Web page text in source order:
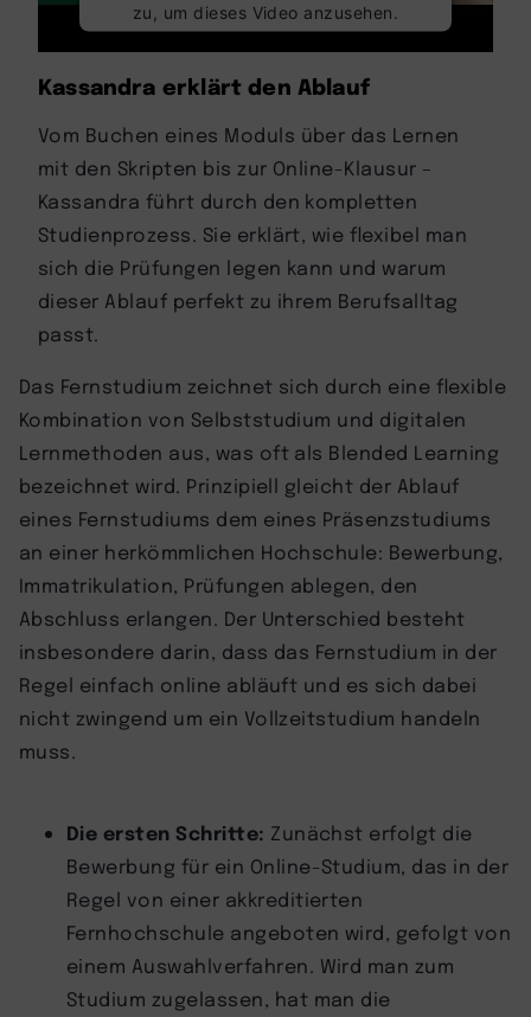
zu, um dieses Video anzusehen.
Akzeptieren
powered byUsercentrics Consent
Management Platform
Kassandra erklärt den Ablauf
Vom Buchen eines Moduls über das Lernen
mit den Skripten bis zur Online-Klausur –
Kassandra führt durch den kompletten
Studienprozess. Sie erklärt, wie flexibel man
sich die Prüfungen legen kann und warum
dieser Ablauf perfekt zu ihrem Berufsalltag
passt.
Das Fernstudium zeichnet sich durch eine flexible
Kombination von Selbststudium und digitalen
Lernmethoden aus, was oft als Blended Learning
bezeichnet wird. Prinzipiell gleicht der Ablauf
eines Fernstudiums dem eines Präsenzstudiums
an einer herkömmlichen Hochschule: Bewerbung,
Immatrikulation, Prüfungen ablegen, den
Abschluss erlangen. Der Unterschied besteht
insbesondere darin, dass das Fernstudium in der
Regel einfach online abläuft und es sich dabei
nicht zwingend um ein Vollzeitstudium handeln
muss.
Die ersten Schritte: Zunächst erfolgt die
Bewerbung für ein Online-Studium, das in der
Regel von einer akkreditierten
Fernhochschule angeboten wird, gefolgt von
einem Auswahlverfahren. Wird man zum
Studium zugelassen, hat man die